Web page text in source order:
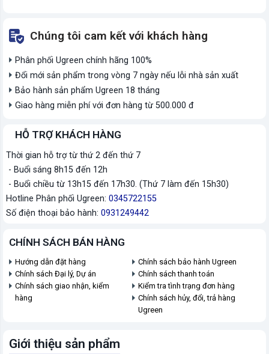
Chúng tôi cam kết với khách hàng
Phân phối Ugreen chính hãng 100%
Đổi mới sản phẩm trong vòng 7 ngày nếu lỗi nhà sản xuất
Bảo hành sản phẩm Ugreen 18 tháng
Giao hàng miễn phí với đơn hàng từ 500.000 đ
HỖ TRỢ KHÁCH HÀNG
Thời gian hỗ trợ từ thứ 2 đến thứ 7
- Buổi sáng 8h15 đến 12h
- Buổi chiều từ 13h15 đến 17h30. (Thứ 7 làm đến 15h30)
Hotline Phân phối Ugreen: 0345722155
Số điện thoại bảo hành: 0931249442
CHÍNH SÁCH BÁN HÀNG
Hướng dẫn đặt hàng
Chính sách bảo hành Ugreen
Chính sách Đại lý, Dự án
Chính sách thanh toán
Chính sách giao nhận, kiểm
hàng
Kiểm tra tình trạng đơn hàng
Chính sách hủy, đổi, trả hàng
Ugreen
Giới thiệu sản phẩm